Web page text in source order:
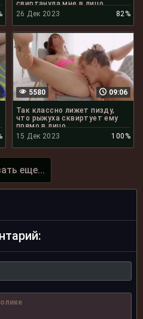
свиртанула мне в лицо
26 Дек 2023
82%
09:06
5580
Так классно лижет пизду,
что рыжуха сквиртует ему
прямо в лицо
15 Дек 2023
100%
еще...